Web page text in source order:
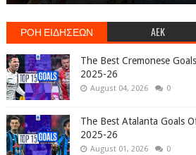
ΡΟΗ ΕΙΔΗΣΕΩΝ AEK
The Best Cremonese
2025-26
August 04, 2026 0
The Best Atalanta Goals
2025-26
August 01, 2026 0